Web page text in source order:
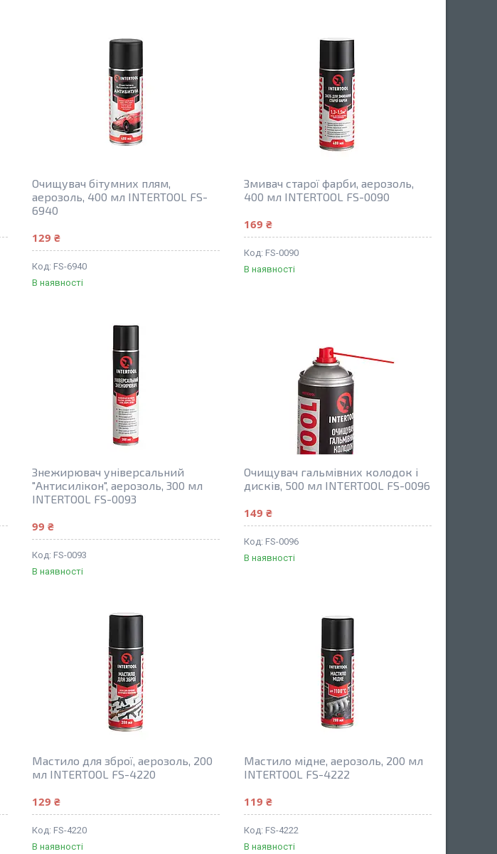
Очищувач бітумних плям,
аерозоль, 400 мл INTERTOOL FS-
6940
129 ₴
FS-6940
В наявності
Змивач старої фарби, аерозоль,
400 мл INTERTOOL FS-0090
169 ₴
FS-0090
В наявності
Знежирювач універсальний
"Антисилікон", аерозоль, 300 мл
INTERTOOL FS-0093
99 ₴
FS-0093
В наявності
Очищувач гальмівних колодок і
дисків, 500 мл INTERTOOL FS-0096
149 ₴
FS-0096
В наявності
Мастило для зброї, аерозоль, 200
мл INTERTOOL FS-4220
129 ₴
FS-4220
В наявності
Мастило мідне, аерозоль, 200 мл
INTERTOOL FS-4222
119 ₴
FS-4222
В наявності